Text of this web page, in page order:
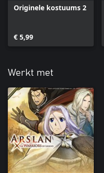
Originele kostuums 2
€ 5,99
Werkt met